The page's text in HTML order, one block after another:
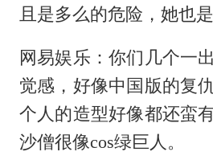
且是多么的危险，她也是
网易娱乐：你们几个一
觉感，好像中国版的复
个人的造型好像都还蛮
沙僧很像cos绿巨人。